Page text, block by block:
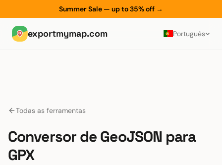
Summer Sale — up to 35% off →
exportmymap.com Português
Todas as ferramentas
Conversor de GeoJSON para
GPX